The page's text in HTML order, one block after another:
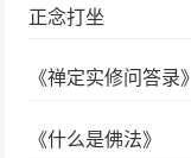
正念打坐
《禅定实修问答录》
《什么是佛法》